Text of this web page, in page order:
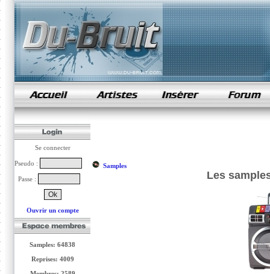
samples de rap
Se connecter
Pseudo :
Passe :
Ouvrir un compte
Samples: 64838
Reprises: 4009
Samples
Les